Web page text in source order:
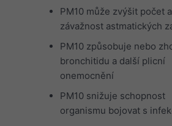
PM10 může zvýšit počet a
závažnost astmatických
PM10 způsobuje nebo
bronchitidu a další plicní
onemocnění
PM10 snižuje schopnost
organismu bojovat s